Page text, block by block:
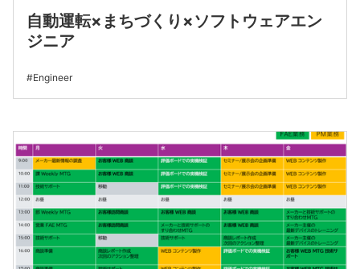
自動運転×まちづくり×ソフトウェアエン
ジニア
Engineer